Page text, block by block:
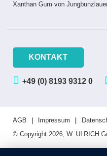
Xanthan Gum von
KONTAKT
+49 (0) 8193 9312 0
AGB Impressum
© Copyright 2026, W. ULRICH